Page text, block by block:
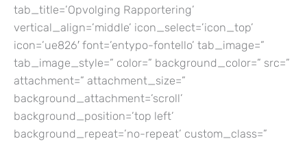
tab_title=’Opvolging Rapportering’
vertical_align=’middle’ icon_select=’icon_top’
icon=’ue826′ font=’entypo-fontello’ tab_image=”
tab_image_style=” color=” background_color=” src=”
attachment=” attachment_size=”
background_attachment=’scroll’
background_position=’top left’
background_repeat=’no-repeat’ custom_class=”